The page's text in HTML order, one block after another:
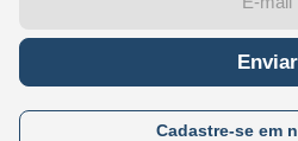
Enviar
Cadastre-se em